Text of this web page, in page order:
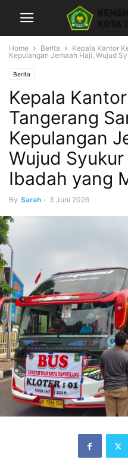
Home Berita
Kepala Kantor
Kepulangan Jemaah Haji, Wujud
Berita
Kepala
Tangerang
Kepulangan
Wujud
Ibadah yang
By Sarah - 3 Juni 2026